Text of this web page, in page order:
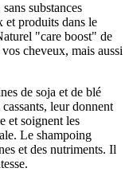
substances
et produits dans le
"care boost" de
cheveux, mais aussi
de soja et de blé
leur donnent
et soignent les
Le shampoing
et des nutriments. Il